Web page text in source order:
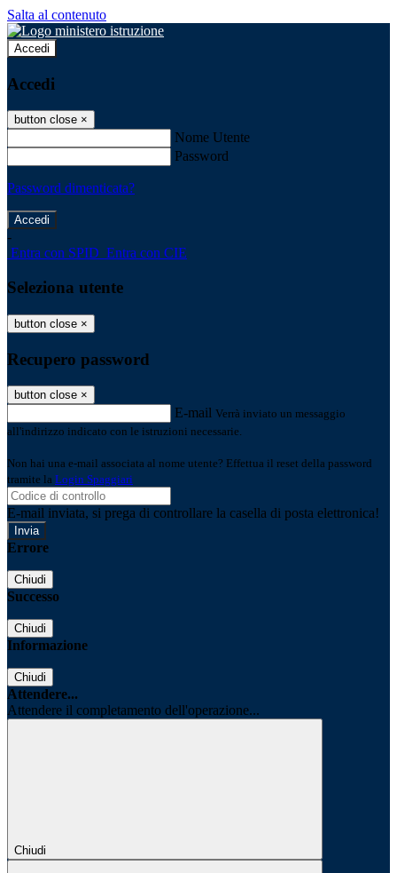
Salta al contenuto
Accedi
Accedi
button close ×
Nome Utente
Password
Password dimenticata?
-
Entra con SPID Entra con CIE
Seleziona utente
button close ×
Recupero password
button close ×
E-mail Verrà inviato un messaggio
all'indirizzo indicato con le istruzioni necessarie.
Non hai una e-mail associata al nome utente? Effettua il reset della password
tramite la Login Spaggiari
E-mail inviata, si prega di controllare la casella di posta elettronica!
Errore
Chiudi
Successo
Chiudi
Informazione
Chiudi
Attendere...
Attendere il completamento dell'operazione...
Chiudi